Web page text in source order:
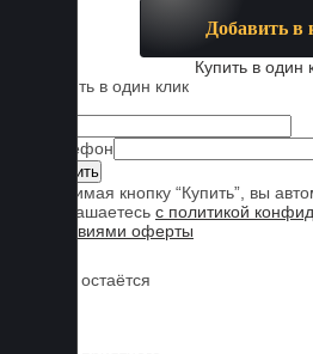
Добавить в
Купить в один
Купить в один клик
Телефон
Нажимая кнопку “Купить”, вы
соглашаетесь с политикой
условиями оферты
Обувь остаётся